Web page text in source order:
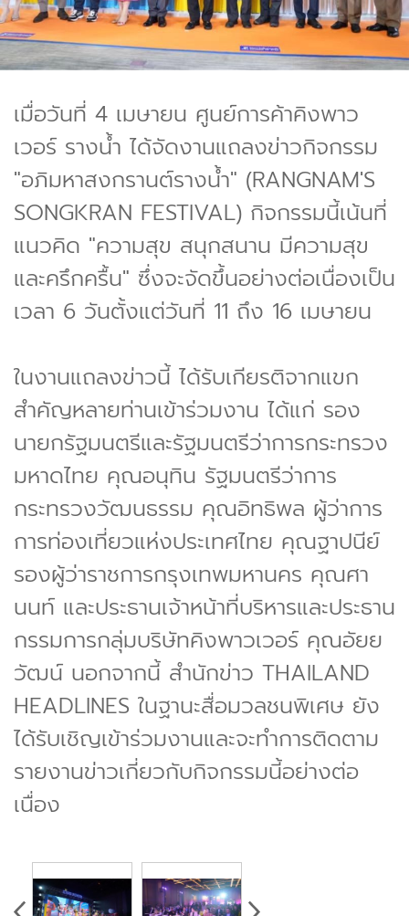
เมื่อวันที่ 4 เมษายน ศูนย์การค้าคิงพาว
เวอร์ รางน้ำ ได้จัดงานแถลงข่าวกิจกรรม
"อภิมหาสงกรานต์รางน้ำ" (RANGNAM'S
SONGKRAN FESTIVAL) กิจกรรมนี้เน้นที่
แนวคิด "ความสุข สนุกสนาน มีความสุข
และครึกครื้น" ซึ่งจะจัดขึ้นอย่างต่อเนื่องเป็น
เวลา 6 วันตั้งแต่วันที่ 11 ถึง 16 เมษายน
ในงานแถลงข่าวนี้ ได้รับเกียรติจากแขก
สำคัญหลายท่านเข้าร่วมงาน ได้แก่ รอง
นายกรัฐมนตรีและรัฐมนตรีว่าการกระทรวง
มหาดไทย คุณอนุทิน รัฐมนตรีว่าการ
กระทรวงวัฒนธรรม คุณอิทธิพล ผู้ว่าการ
การท่องเที่ยวแห่งประเทศไทย คุณฐาปนีย์
รองผู้ว่าราชการกรุงเทพมหานคร คุณศา
นนท์ และประธานเจ้าหน้าที่บริหารและประธาน
กรรมการกลุ่มบริษัทคิงพาวเวอร์ คุณอัยย
วัฒน์ นอกจากนี้ สำนักข่าว THAILAND
HEADLINES ในฐานะสื่อมวลชนพิเศษ ยัง
ได้รับเชิญเข้าร่วมงานและจะทำการติดตาม
รายงานข่าวเกี่ยวกับกิจกรรมนี้อย่างต่อ
เนื่อง